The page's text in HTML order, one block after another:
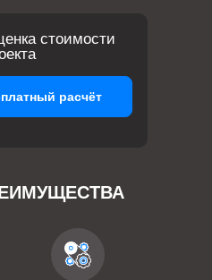
стоимости
расчёт